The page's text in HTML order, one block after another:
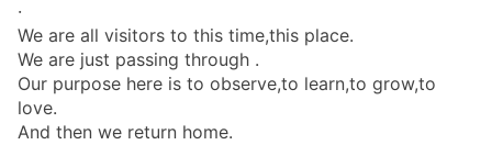
·
We are all visitors to this time,this place.
We are just passing through .
Our purpose here is to observe,to learn,to grow,to
love.
And then we return home.